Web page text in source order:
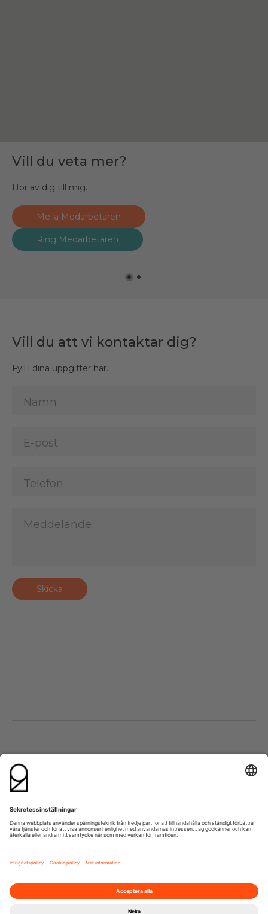
Vill du veta mer?
Hör av dig till mig.
Mejla Medarbetaren
Ring Medarbetaren
Vill du veta mer?
Hör av dig till mig.
Mejla David Ring David
Vill du att vi kontaktar dig?
Fyll i dina uppgifter här.
120 31 Stockholm
+46 8 600 37 21